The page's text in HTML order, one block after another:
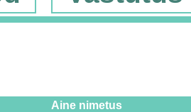
Aine nimetus